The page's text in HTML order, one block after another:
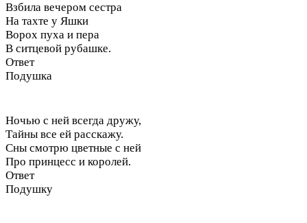
Взбила вечером сестра
На тахте у Яшки
Ворох пуха и пера
В ситцевой рубашке.
Ответ
Подушка
Ночью с ней всегда дружу,
Тайны все ей расскажу.
Сны смотрю цветные с ней
Про принцесс и королей.
Ответ
Подушку